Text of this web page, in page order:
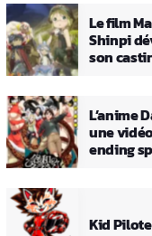
Le film
Shinpi
son
L’anime
une
ending
Kid